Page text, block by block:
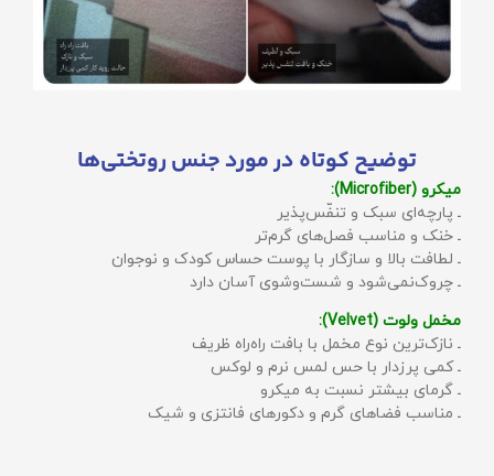
توضیح کوتاه در مورد جنس روتختی‌ها
میکرو (Microfiber):
ـ پارچه‌ای سبک و تنفّس‌پذیر
ـ خنک و مناسب فصل‌های گرم‌تر
ـ لطافت بالا و سازگار با پوست حساس کودک و نوجوان
ـ چروک‌نمی‌شود و شست‌وشوی آسان دارد
مخمل ولوت (Velvet):
ـ نازک‌ترین نوع مخمل با بافت راه‌راه ظریف
ـ کمی پرزدار با حس لمس نرم و لوکس
ـ گرمای بیشتر نسبت به میکرو
ـ مناسب فضاهای گرم و دکورهای فانتزی و شیک